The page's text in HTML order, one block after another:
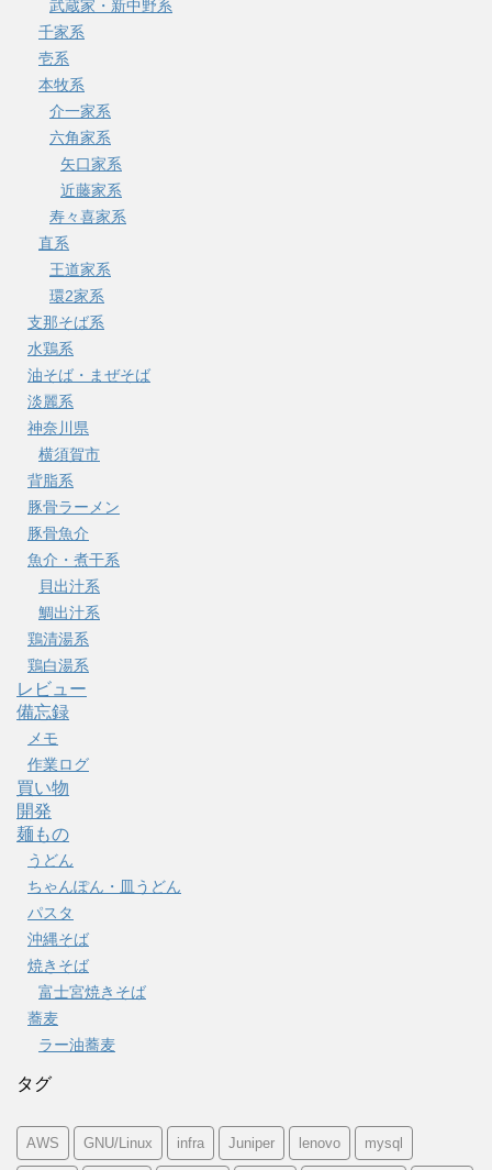
武蔵家・新中野系
千家系
壱系
本牧系
介一家系
六角家系
矢口家系
近藤家系
寿々喜家系
直系
王道家系
環2家系
支那そば系
水鶏系
油そば・まぜそば
淡麗系
神奈川県
横須賀市
背脂系
豚骨ラーメン
豚骨魚介
魚介・煮干系
貝出汁系
鯛出汁系
鶏清湯系
鶏白湯系
レビュー
備忘録
メモ
作業ログ
買い物
開発
麺もの
うどん
ちゃんぽん・皿うどん
パスタ
沖縄そば
焼きそば
富士宮焼きそば
蕎麦
ラー油蕎麦
タグ
AWS GNU/Linux infra Juniper lenovo mysql